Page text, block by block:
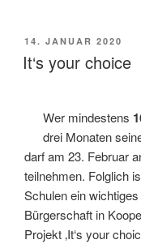
VERÖFFENTLICHT
AM
14. JANUAR 2020
It‘s your choice
Wer mindestens
drei Monaten
darf am 23. Februar
teilnehmen. Folglich
Schulen ein
Bürgerschaft in
Projekt ‚It‘s your